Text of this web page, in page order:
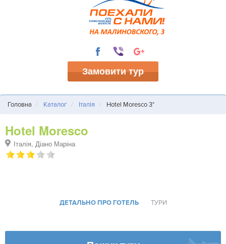
Замовити тур
Головна Каталог Італія Hotel Moresco 3*
Hotel Moresco
Італія, Діано Маріна
ДЕТАЛЬНО ПРО ГОТЕЛЬ ТУРИ